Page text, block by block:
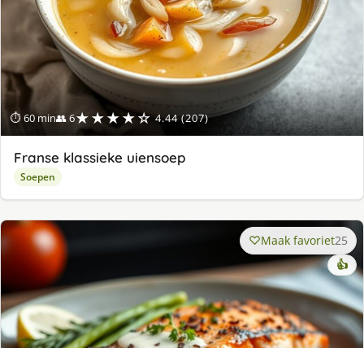
⏱ 60 min👥 6★★★★☆ 4.44 (207)
Franse klassieke uiensoep
Soepen
Maak favoriet25
👍